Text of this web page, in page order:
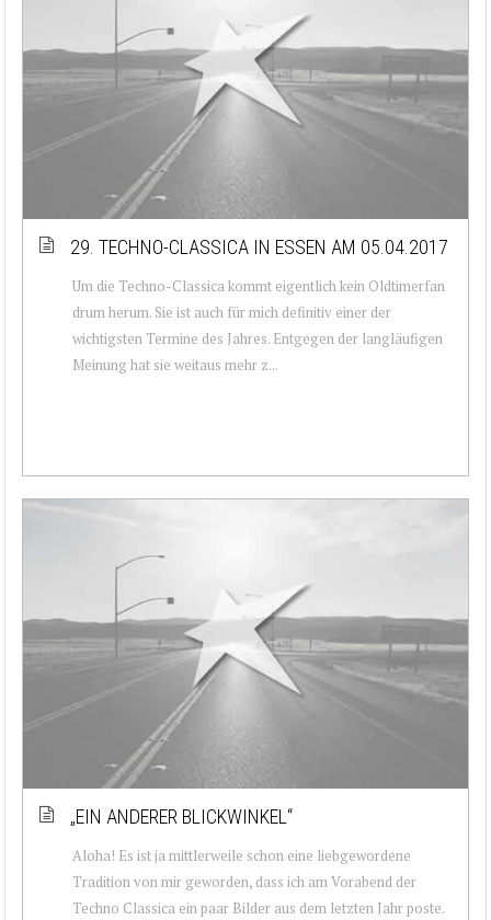
29. TECHNO-CLASSICA IN ESSEN AM 05.04.2017
Um die Techno-Classica kommt eigentlich kein Oldtimerfan
drum herum. Sie ist auch für mich definitiv einer der
wichtigsten Termine des Jahres. Entgegen der langläufigen
Meinung hat sie weitaus mehr z...
„EIN ANDERER BLICKWINKEL“
Aloha! Es ist ja mittlerweile schon eine liebgewordene
Tradition von mir geworden, dass ich am Vorabend der
Techno Classica ein paar Bilder aus dem letzten Jahr poste.